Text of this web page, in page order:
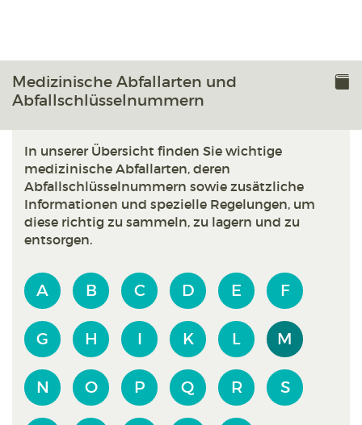
Medizinische Abfallarten und
Abfallschlüsselnummern
In unserer Übersicht finden Sie wichtige
medizinische Abfallarten, deren
Abfallschlüsselnummern sowie zusätzliche
Informationen und spezielle Regelungen, um
diese richtig zu sammeln, zu lagern und zu
entsorgen.
A B C D E F
G H I K L M
N O P Q R S